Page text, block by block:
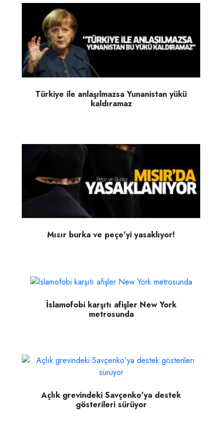
Türkiye ile anlaşılmazsa Yunanistan yükü
kaldıramaz
Mısır burka ve peçe'yi yasaklıyor!
İslamofobi karşıtı afişler New York
metrosunda
Açlık grevindeki Savçenko'ya destek
gösterileri sürüyor